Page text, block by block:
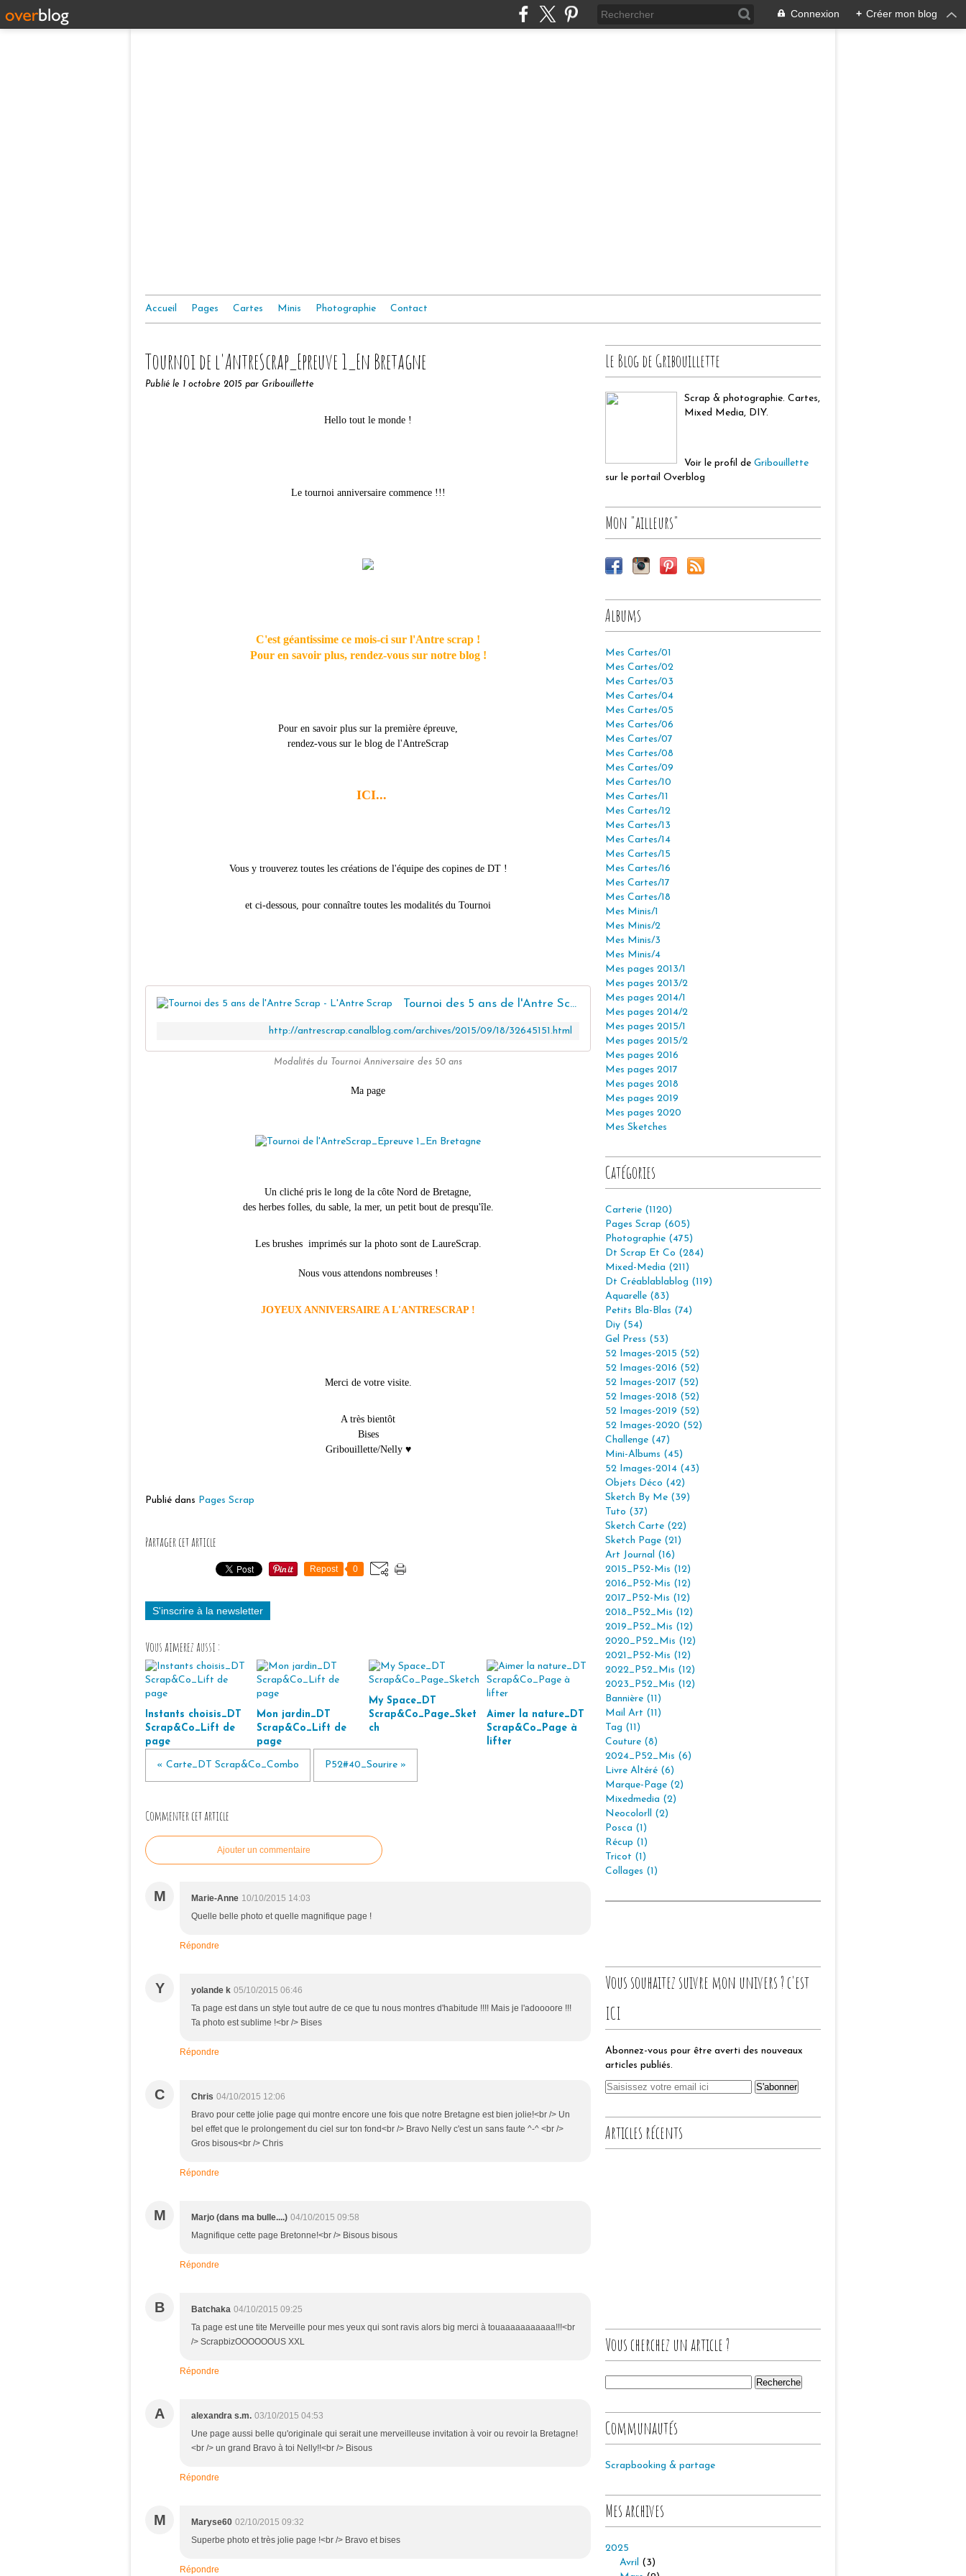
Connexion + Créer mon blog
Accueil Pages Cartes Minis Photographie Contact
Tournoi de l'AntreScrap_Epreuve 1_En Bretagne
Publié le 1 octobre 2015 par Gribouillette
Hello tout le monde !
Le tournoi anniversaire commence !!!
C'est géantissime ce mois-ci sur l'Antre scrap !
Pour en savoir plus, rendez-vous sur notre blog !
Pour en savoir plus sur la première épreuve,
rendez-vous sur le blog de l'AntreScrap
ICI...
Vous y trouverez toutes les créations de l'équipe des copines de DT !
et ci-dessous, pour connaître toutes les modalités du Tournoi
Tournoi des 5 ans de l'Antre Scrap - L'Antre Scrap
http://antrescrap.canalblog.com/archives/2015/09/18/32645151.html
Modalités du Tournoi Anniversaire des 50 ans
Ma page
Un cliché pris le long de la côte Nord de Bretagne,
des herbes folles, du sable, la mer, un petit bout de presqu'île.
Les brushes imprimés sur la photo sont de LaureScrap.
Nous vous attendons nombreuses !
JOYEUX ANNIVERSAIRE A L'ANTRESCRAP !
Merci de votre visite.
A très bientôt
Bises
Gribouillette/Nelly ♥
Publié dans Pages Scrap
Partager cet article
Repost 0
S'inscrire à la newsletter
Vous aimerez aussi :
Instants choisis_DT
Scrap&Co_Lift de
page
Mon jardin_DT
Scrap&Co_Lift de
page
My Space_DT
Scrap&Co_Page_Sket
ch
Aimer la nature_DT
Scrap&Co_Page à
lifter
« Carte_DT Scrap&Co_Combo P52#40_Sourire »
Commenter cet article
Ajouter un commentaire
M Marie-Anne 10/10/2015 14:03
Quelle belle photo et quelle magnifique page !
Répondre
Y yolande k 05/10/2015 06:46
Ta page est dans un style tout autre de ce que tu nous montres d'habitude !!!! Mais je l'adoooore !!!
Ta photo est sublime !<br /> Bises
Répondre
C Chris 04/10/2015 12:06
Bravo pour cette jolie page qui montre encore une fois que notre Bretagne est bien jolie!<br /> Un
bel effet que le prolongement du ciel sur ton fond<br /> Bravo Nelly c'est un sans faute ^-^ <br />
Gros bisous<br /> Chris
Répondre
M Marjo (dans ma bulle....) 04/10/2015 09:58
Magnifique cette page Bretonne!<br /> Bisous bisous
Répondre
B Batchaka 04/10/2015 09:25
Ta page est une tite Merveille pour mes yeux qui sont ravis alors big merci à touaaaaaaaaaaa!!!<br
/> ScrapbizOOOOOOUS XXL
Répondre
A alexandra s.m. 03/10/2015 04:53
Une page aussi belle qu'originale qui serait une merveilleuse invitation à voir ou revoir la Bretagne!
<br /> un grand Bravo à toi Nelly!!<br /> Bisous
Répondre
M Maryse60 02/10/2015 09:32
Superbe photo et très jolie page !<br /> Bravo et bises
Répondre
Le Blog de Gribouillette
Scrap & photographie. Cartes,
Mixed Media, DIY.
Voir le profil de Gribouillette
sur le portail Overblog
Mon "ailleurs"
Albums
Mes Cartes/01
Mes Cartes/02
Mes Cartes/03
Mes Cartes/04
Mes Cartes/05
Mes Cartes/06
Mes Cartes/07
Mes Cartes/08
Mes Cartes/09
Mes Cartes/10
Mes Cartes/11
Mes Cartes/12
Mes Cartes/13
Mes Cartes/14
Mes Cartes/15
Mes Cartes/16
Mes Cartes/17
Mes Cartes/18
Mes Minis/1
Mes Minis/2
Mes Minis/3
Mes Minis/4
Mes pages 2013/1
Mes pages 2013/2
Mes pages 2014/1
Mes pages 2014/2
Mes pages 2015/1
Mes pages 2015/2
Mes pages 2016
Mes pages 2017
Mes pages 2018
Mes pages 2019
Mes pages 2020
Mes Sketches
Catégories
Carterie (1120)
Pages Scrap (605)
Photographie (475)
Dt Scrap Et Co (284)
Mixed-Media (211)
Dt Créablablablog (119)
Aquarelle (83)
Petits Bla-Blas (74)
Diy (54)
Gel Press (53)
52 Images-2015 (52)
52 Images-2016 (52)
52 Images-2017 (52)
52 Images-2018 (52)
52 Images-2019 (52)
52 Images-2020 (52)
Challenge (47)
Mini-Albums (45)
52 Images-2014 (43)
Objets Déco (42)
Sketch By Me (39)
Tuto (37)
Sketch Carte (22)
Sketch Page (21)
Art Journal (16)
2015_P52-Mis (12)
2016_P52-Mis (12)
2017_P52-Mis (12)
2018_P52_Mis (12)
2019_P52_Mis (12)
2020_P52_Mis (12)
2021_P52-Mis (12)
2022_P52_Mis (12)
2023_P52_Mis (12)
Bannière (11)
Mail Art (11)
Tag (11)
Couture (8)
2024_P52_Mis (6)
Livre Altéré (6)
Marque-Page (2)
Mixedmedia (2)
Neocolorll (2)
Posca (1)
Récup (1)
Tricot (1)
Collages (1)
Vous souhaitez suivre mon univers ? c'est
ICI
Abonnez-vous pour être averti des nouveaux
articles publiés.
Articles récents
Vous cherchez un article ?
Communautés
Scrapbooking & partage
Mes archives
2025
Avril (3)